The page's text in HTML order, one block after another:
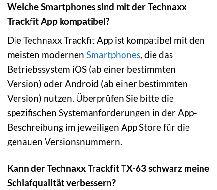
Welche Smartphones sind mit der Technaxx
Trackfit App kompatibel?
Die Technaxx Trackfit App ist kompatibel mit den
meisten modernen Smartphones, die das
Betriebssystem iOS (ab einer bestimmten
Version) oder Android (ab einer bestimmten
Version) nutzen. Überprüfen Sie bitte die
spezifischen Systemanforderungen in der App-
Beschreibung im jeweiligen App Store für die
genauen Versionsnummern.
Kann der Technaxx Trackfit TX-63 schwarz meine
Schlafqualität verbessern?